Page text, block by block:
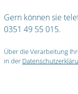
Gern können sie
0351 49 55 015.
Über die Verarbeitung
in der